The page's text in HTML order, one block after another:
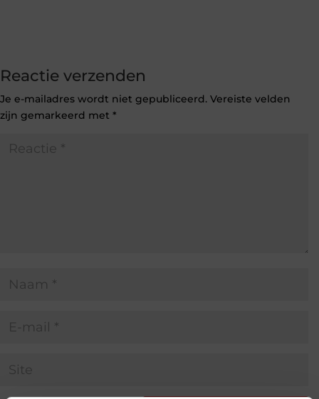
Reactie verzenden
Je e-mailadres wordt niet gepubliceerd. Vereiste velden
zijn gemarkeerd met *